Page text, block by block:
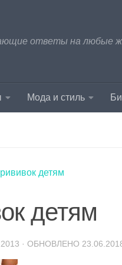
ответы на любые
Мода и стиль
детям
детям
· ОБНОВЛЕНО